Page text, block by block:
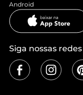
Android
Siga nossas